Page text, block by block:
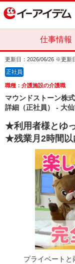
仕事情報
更新日：2026/06/26 ※更新
正社員
職種：介護施設の介護職
マウンドストーン株
詳細（正社員） - 大
★利用者様とゆ
★残業月2時間
プライベートと